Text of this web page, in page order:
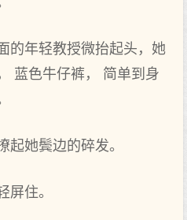
的年轻教授微抬起头，她
蓝色牛仔裤， 简单到身
起她鬓边的碎发。
屏住。